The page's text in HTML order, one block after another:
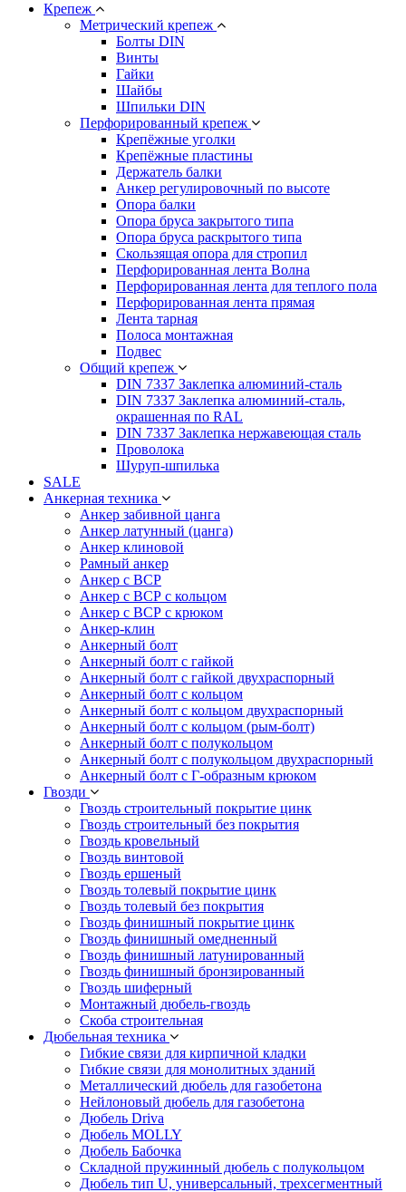
Крепеж
Метрический крепеж
Болты DIN
Винты
Гайки
Шайбы
Шпильки DIN
Перфорированный крепеж
Крепёжные уголки
Крепёжные пластины
Держатель балки
Анкер регулировочный по высоте
Опора балки
Опора бруса закрытого типа
Опора бруса раскрытого типа
Скользящая опора для стропил
Перфорированная лента Волна
Перфорированная лента для теплого пола
Перфорированная лента прямая
Лента тарная
Полоса монтажная
Подвес
Общий крепеж
DIN 7337 Заклепка алюминий-сталь
DIN 7337 Заклепка алюминий-сталь,
окрашенная по RAL
DIN 7337 Заклепка нержавеющая сталь
Проволока
Шуруп-шпилька
SALE
Анкерная техника
Анкер забивной цанга
Анкер латунный (цанга)
Анкер клиновой
Рамный анкер
Анкер с ВСР
Анкер с ВСР с кольцом
Анкер с ВСР с крюком
Анкер-клин
Анкерный болт
Анкерный болт с гайкой
Анкерный болт с гайкой двухраспорный
Анкерный болт с кольцом
Анкерный болт с кольцом двухраспорный
Анкерный болт с кольцом (рым-болт)
Анкерный болт с полукольцом
Анкерный болт с полукольцом двухраспорный
Анкерный болт с Г-образным крюком
Гвозди
Гвоздь строительный покрытие цинк
Гвоздь строительный без покрытия
Гвоздь кровельный
Гвоздь винтовой
Гвоздь ершеный
Гвоздь толевый покрытие цинк
Гвоздь толевый без покрытия
Гвоздь финишный покрытие цинк
Гвоздь финишный омедненный
Гвоздь финишный латунированный
Гвоздь финишный бронзированный
Гвоздь шиферный
Монтажный дюбель-гвоздь
Скоба строительная
Дюбельная техника
Гибкие связи для кирпичной кладки
Гибкие связи для монолитных зданий
Металлический дюбель для газобетона
Нейлоновый дюбель для газобетона
Дюбель Driva
Дюбель MOLLY
Дюбель Бабочка
Складной пружинный дюбель с полукольцом
Дюбель тип U, универсальный, трехсегментный